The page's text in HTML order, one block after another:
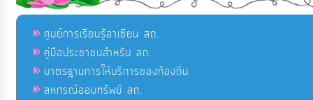
ศูนย์การเรียนรู้อาเซียน สถ.
คู่มือประชาชนสำหรับ สถ.
มาตรฐานการให้บริการของท้องถิ่น
สหกรณ์ออมทรัพย์ สถ.